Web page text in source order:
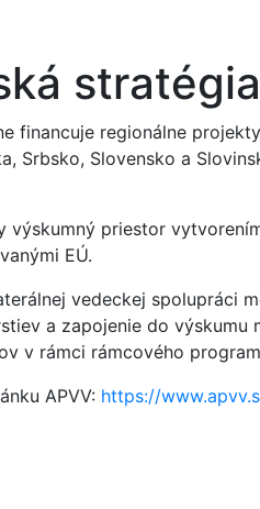
financuje regionálne
Srbsko, Slovensko a
priestor
EÚ.
vedeckej
a zapojenie do
v rámci rámcového
APVV: https://